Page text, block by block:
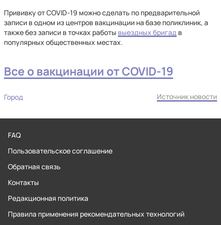
Прививку от COVID-19 можно сделать по предварительной
записи в одном из центров вакцинации на базе поликлиник, а
также без записи в точках работы выездных бригад в
популярных общественных местах.
Все о вакцинации от COVID-19
Город Источник новости
FAQ
Пользовательское соглашение
Обратная связь
Контакты
Редакционная политика
Правила применения рекомендательных технологий